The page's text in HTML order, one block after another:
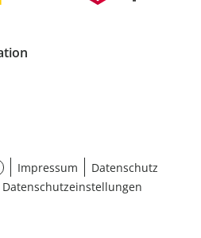
Impressum
Datenschutz
Datenschutzeinstellungen